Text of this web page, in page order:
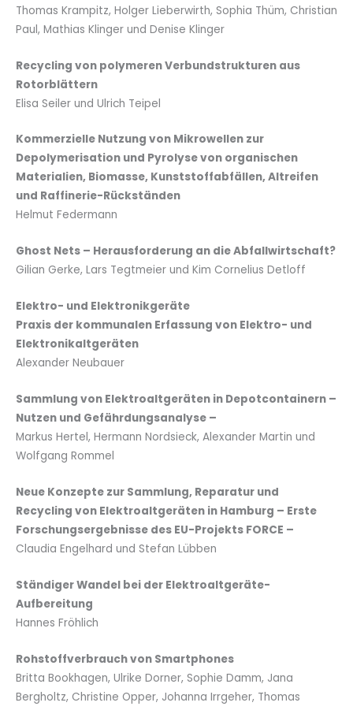
Thomas Krampitz, Holger Lieberwirth, Sophia Thüm, Christian
Paul, Mathias Klinger und Denise Klinger
Recycling von polymeren Verbundstrukturen aus
Rotorblättern
Elisa Seiler und Ulrich Teipel
Kommerzielle Nutzung von Mikrowellen zur
Depolymerisation und Pyrolyse von organischen
Materialien, Biomasse, Kunststoffabfällen, Altreifen
und Raffinerie-Rückständen
Helmut Federmann
Ghost Nets – Herausforderung an die Abfallwirtschaft?
Gilian Gerke, Lars Tegtmeier und Kim Cornelius Detloff
Elektro- und Elektronikgeräte
Praxis der kommunalen Erfassung von Elektro- und
Elektronikaltgeräten
Alexander Neubauer
Sammlung von Elektroaltgeräten in Depotcontainern –
Nutzen und Gefährdungsanalyse –
Markus Hertel, Hermann Nordsieck, Alexander Martin und
Wolfgang Rommel
Neue Konzepte zur Sammlung, Reparatur und
Recycling von Elektroaltgeräten in Hamburg – Erste
Forschungsergebnisse des EU-Projekts FORCE –
Claudia Engelhard und Stefan Lübben
Ständiger Wandel bei der Elektroaltgeräte-
Aufbereitung
Hannes Fröhlich
Rohstoffverbrauch von Smartphones
Britta Bookhagen, Ulrike Dorner, Sophie Damm, Jana
Bergholtz, Christine Opper, Johanna Irrgeher, Thomas